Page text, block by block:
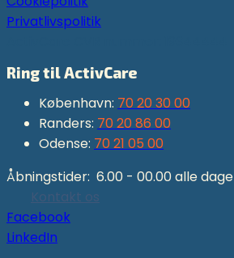
Privatlivspolitik
Ring til ActivCare
København: 70 20 30 00
Randers: 70 20 86 00
Odense: 70 21 05 00
Åbningstider: 6.00 - 00.00 alle dage
Kontakt os
Facebook
LinkedIn